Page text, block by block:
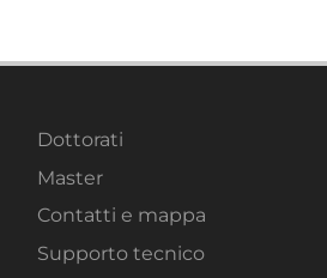
Dottorati
Master
Contatti e mappa
Supporto tecnico